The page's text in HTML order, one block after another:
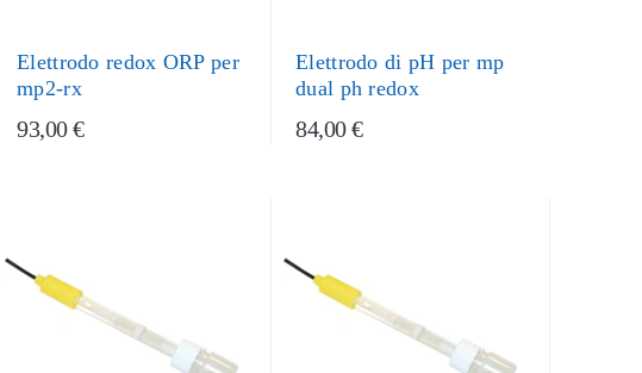
Elettrodo redox ORP per
mp2-rx
93,00 €
Elettrodo di pH per mp
dual ph redox
84,00 €